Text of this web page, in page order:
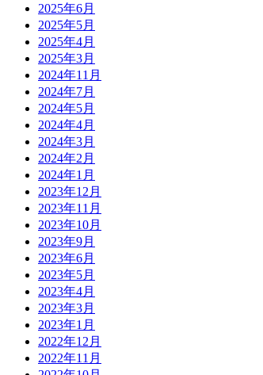
2025年6月
2025年5月
2025年4月
2025年3月
2024年11月
2024年7月
2024年5月
2024年4月
2024年3月
2024年2月
2024年1月
2023年12月
2023年11月
2023年10月
2023年9月
2023年6月
2023年5月
2023年4月
2023年3月
2023年1月
2022年12月
2022年11月